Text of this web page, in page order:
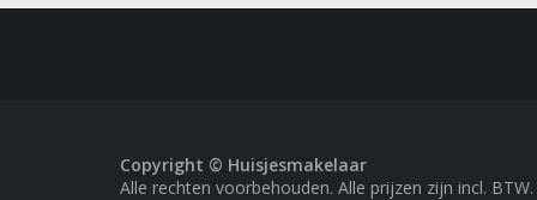
Copyright © Huisjesmakelaar
Alle rechten voorbehouden. Alle prijzen zijn incl. BTW.